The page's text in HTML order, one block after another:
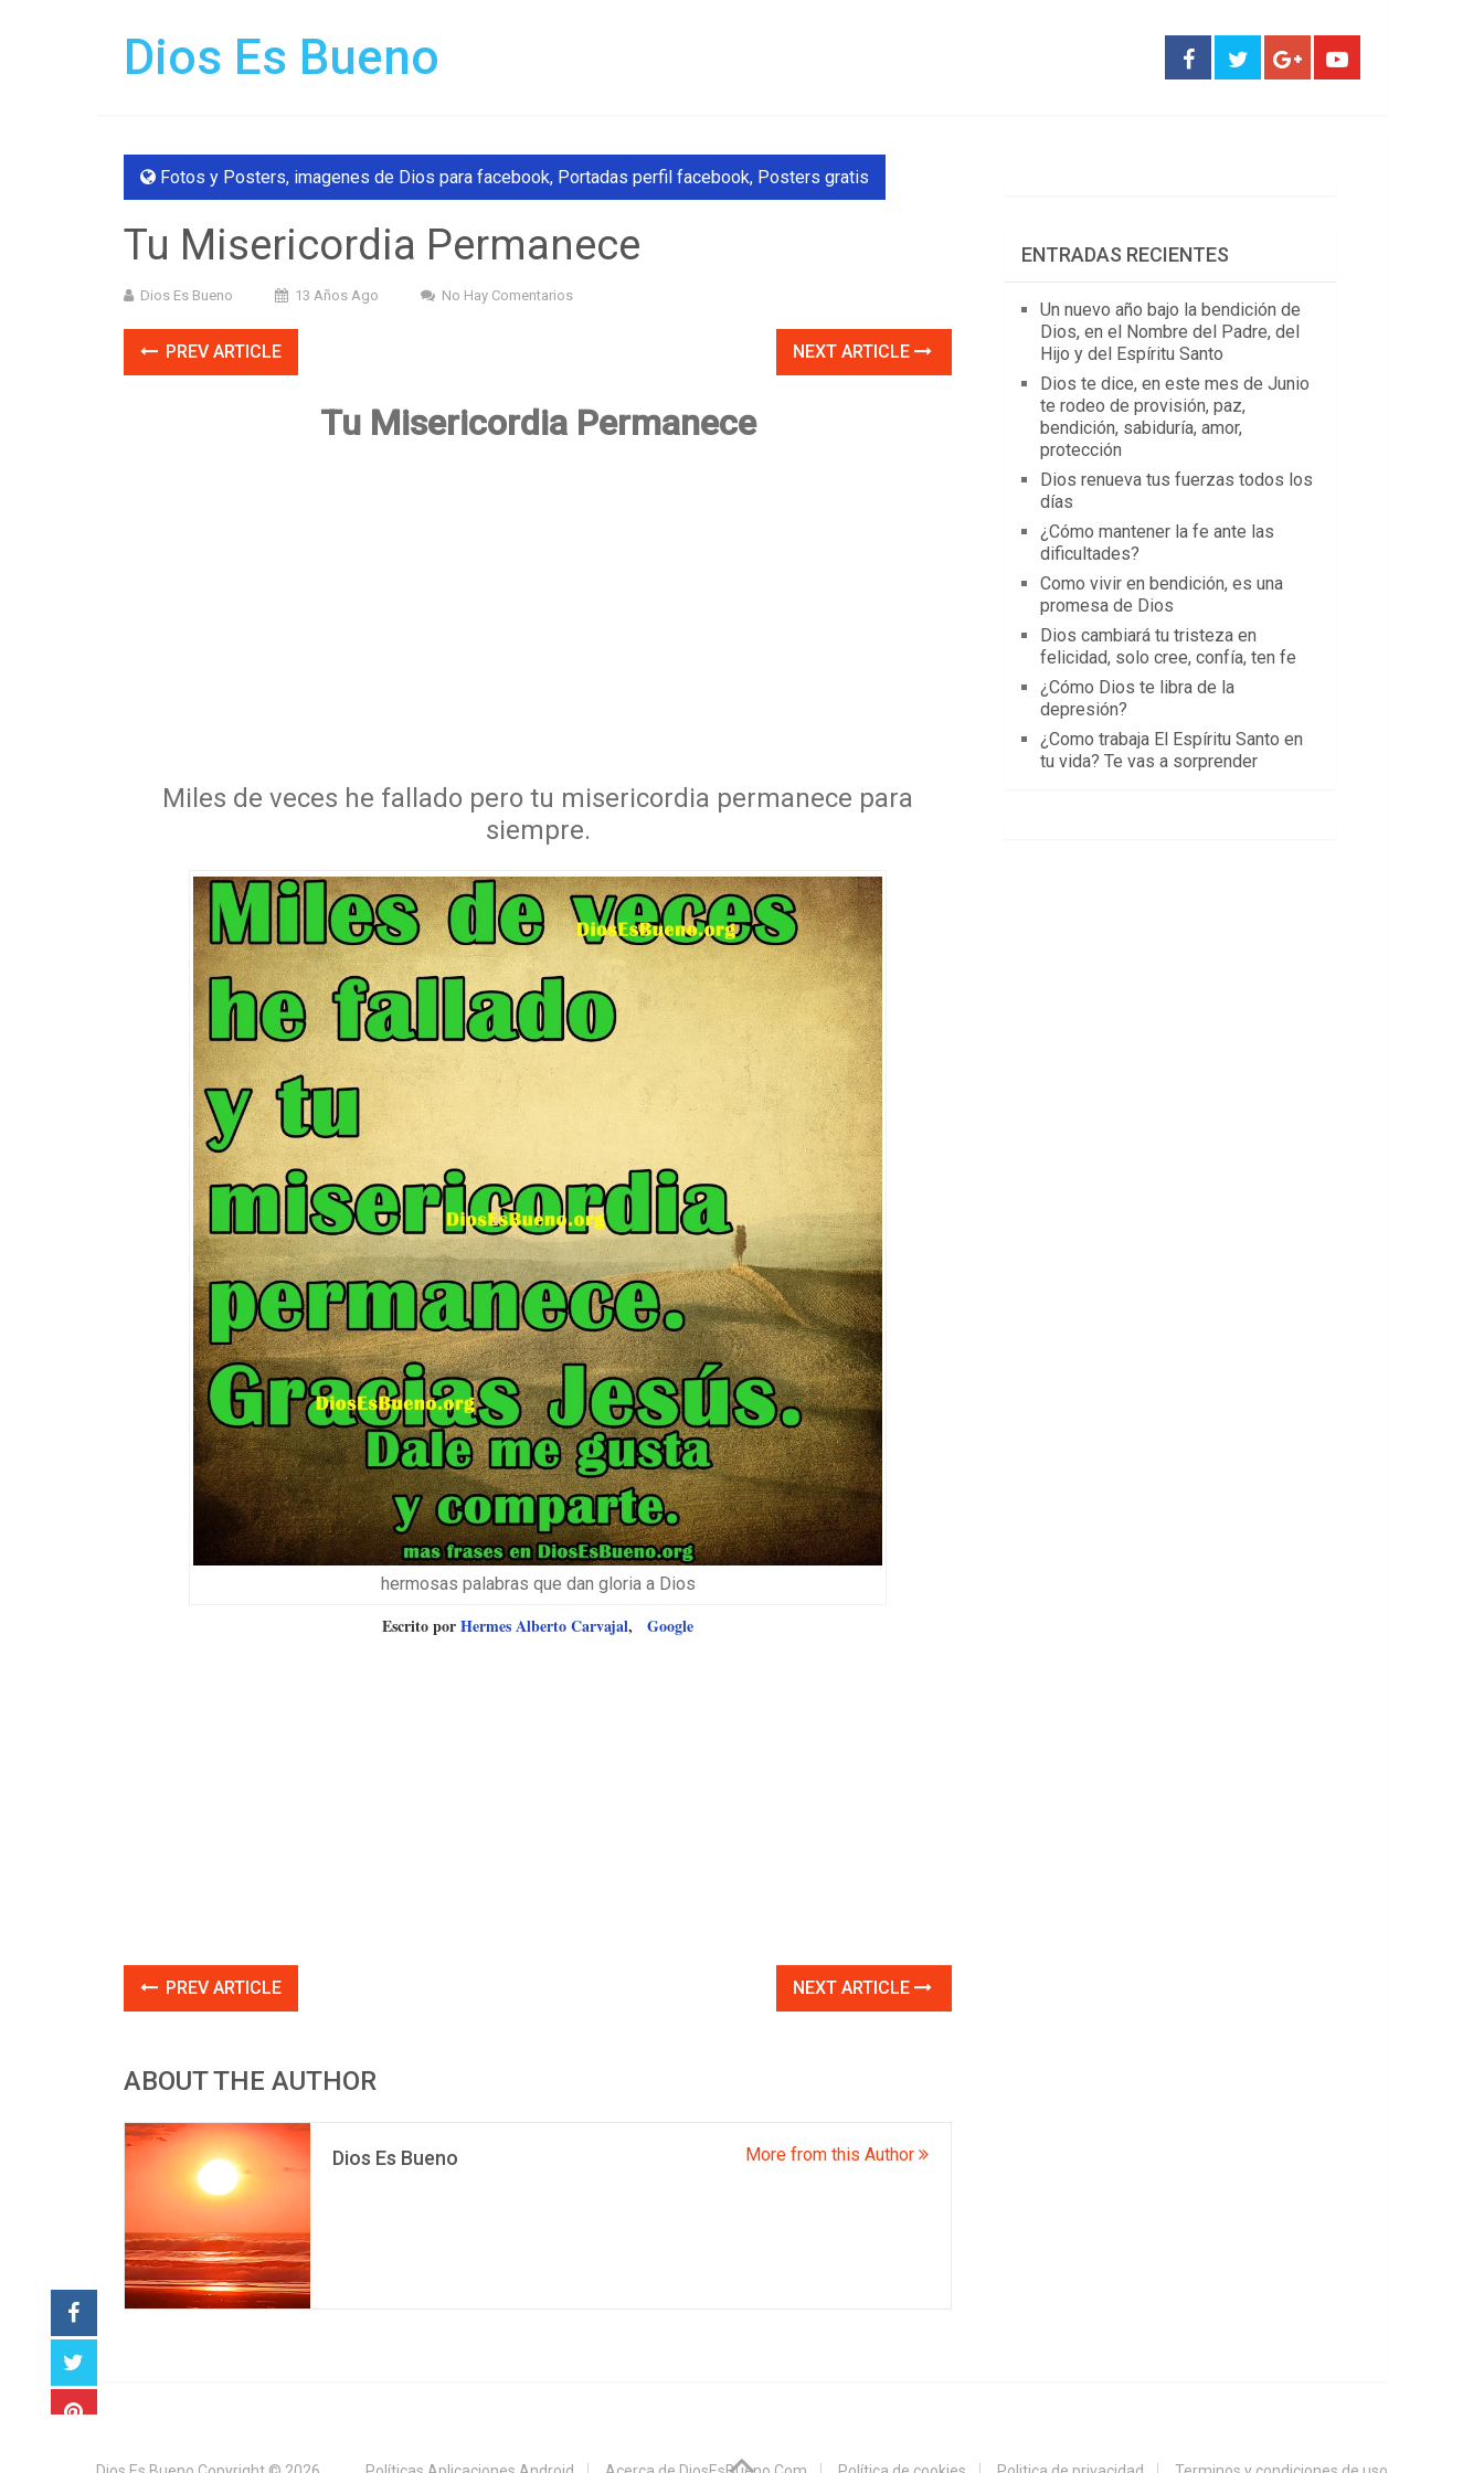
Dios Es Bueno
Fotos y Posters, imagenes de Dios para facebook, Portadas perfil facebook, Posters gratis
Tu Misericordia Permanece
Dios Es Bueno 13 Años Ago No Hay Comentarios
PREV ARTICLE NEXT ARTICLE
Tu Misericordia Permanece
Miles de veces he fallado pero tu misericordia permanece para
siempre.
hermosas palabras que dan gloria a Dios
Escrito porHermes Alberto Carvajal,Google
PREV ARTICLE NEXT ARTICLE
ABOUT THE AUTHOR
Dios Es Bueno More from this Author
ENTRADAS RECIENTES
Un nuevo año bajo la bendición de
Dios, en el Nombre del Padre, del
Hijo y del Espíritu Santo
Dios te dice, en este mes de Junio
te rodeo de provisión, paz,
bendición, sabiduría, amor,
protección
Dios renueva tus fuerzas todos los
días
¿Cómo mantener la fe ante las
dificultades?
Como vivir en bendición, es una
promesa de Dios
Dios cambiará tu tristeza en
felicidad, solo cree, confía, ten fe
¿Cómo Dios te libra de la
depresión?
¿Como trabaja El Espíritu Santo en
tu vida? Te vas a sorprender